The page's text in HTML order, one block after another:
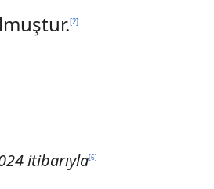
[2]
itibarıyla[6]